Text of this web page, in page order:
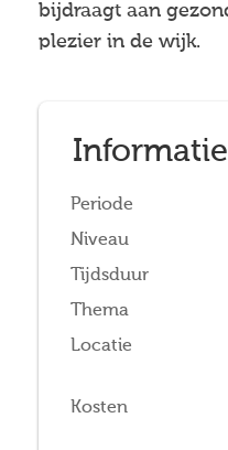
bijdraagt aan
plezier in de wijk.
Informatie
Periode
Niveau
Tijdsduur
Thema
Locatie
Kosten